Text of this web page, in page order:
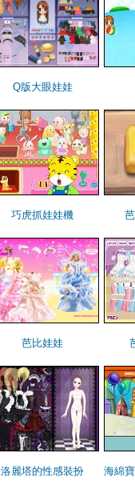
Q版大眼娃娃
巧虎抓娃娃機
芭比娃娃
洛麗塔的性感裝扮 海綿